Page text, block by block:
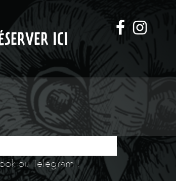
ICI
ou Telegram !